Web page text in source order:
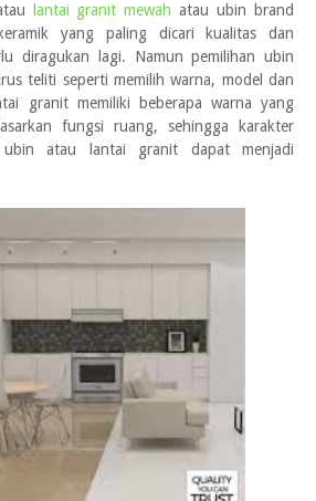
lantai granit mewah atau ubin brand
yang paling dicari kualitas dan
diragukan lagi. Namun pemilihan ubin
teliti seperti memilih warna, model dan
granit memiliki beberapa warna yang
fungsi ruang, sehingga karakter
atau lantai granit dapat menjadi